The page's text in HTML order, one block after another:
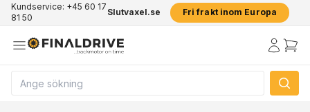
Kundservice: +45 60 17
81 50
Slutvaxel.se Fri frakt inom Europa